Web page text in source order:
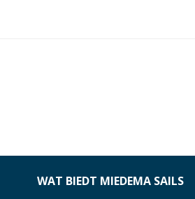
WAT BIEDT MIEDEMA SAILS